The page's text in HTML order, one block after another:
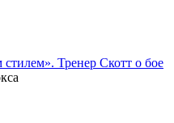
Тренер Скотт о бое